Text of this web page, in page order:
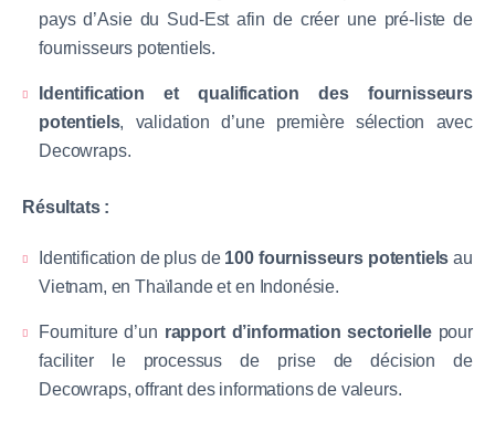
pays d’Asie du Sud-Est afin de créer une pré-liste de
fournisseurs potentiels.
Identification et qualification des fournisseurs
potentiels, validation d’une première sélection avec
Decowraps.
Résultats :
Identification de plus de 100 fournisseurs potentielsau
Vietnam, en Thaïlande et en Indonésie.
Fourniture d’un rapport d’information sectoriellepour
faciliter le processus de prise de décision de
Decowraps, offrant des informations de valeurs.